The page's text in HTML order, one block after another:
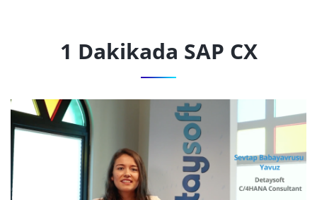
1 Dakikada SAP CX